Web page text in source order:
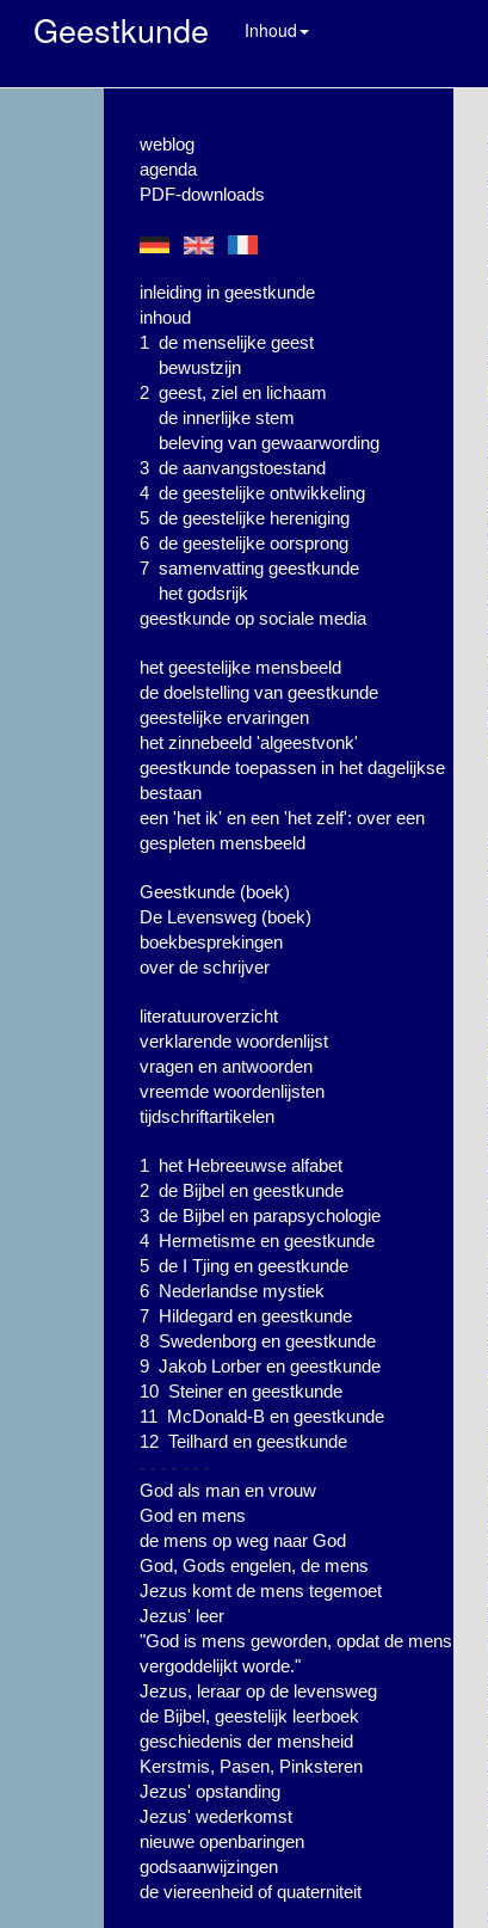
Geestkunde Inhoud
weblog
agenda
PDF-downloads
inleiding in geestkunde
inhoud
1 de menselijke geest
bewustzijn
2 geest, ziel en lichaam
de innerlijke stem
beleving van gewaarwording
3 de aanvangstoestand
4 de geestelijke ontwikkeling
5 de geestelijke hereniging
6 de geestelijke oorsprong
7 samenvatting geestkunde
het godsrijk
geestkunde op sociale media
het geestelijke mensbeeld
de doelstelling van geestkunde
geestelijke ervaringen
het zinnebeeld 'algeestvonk'
geestkunde toepassen in het dagelijkse
bestaan
een 'het ik' en een 'het zelf': over een
gespleten mensbeeld
Geestkunde (boek)
De Levensweg (boek)
boekbesprekingen
over de schrijver
literatuuroverzicht
verklarende woordenlijst
vragen en antwoorden
vreemde woordenlijsten
tijdschriftartikelen
1 het Hebreeuwse alfabet
2 de Bijbel en geestkunde
3 de Bijbel en parapsychologie
4 Hermetisme en geestkunde
5 de I Tjing en geestkunde
6 Nederlandse mystiek
7 Hildegard en geestkunde
8 Swedenborg en geestkunde
9 Jakob Lorber en geestkunde
10 Steiner en geestkunde
11 McDonald-B en geestkunde
12 Teilhard en geestkunde
- - - - - - -
God als man en vrouw
God en mens
de mens op weg naar God
God, Gods engelen, de mens
Jezus komt de mens tegemoet
Jezus' leer
"God is mens geworden, opdat de mens
vergoddelijkt worde."
Jezus, leraar op de levensweg
de Bijbel, geestelijk leerboek
geschiedenis der mensheid
Kerstmis, Pasen, Pinksteren
Jezus' opstanding
Jezus' wederkomst
nieuwe openbaringen
godsaanwijzingen
de viereenheid of quaterniteit